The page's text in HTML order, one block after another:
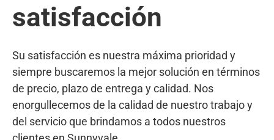
satisfacción
Su satisfacción es nuestra máxima prioridad y
siempre buscaremos la mejor solución en términos
de precio, plazo de entrega y calidad. Nos
enorgullecemos de la calidad de nuestro trabajo y
del servicio que brindamos a todos nuestros